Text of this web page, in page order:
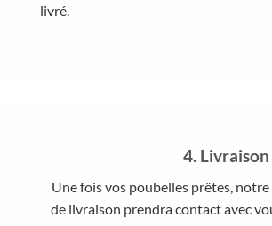
livré.
4.
Une fois vos poubelles prêtes,
de livraison prendra contact avec